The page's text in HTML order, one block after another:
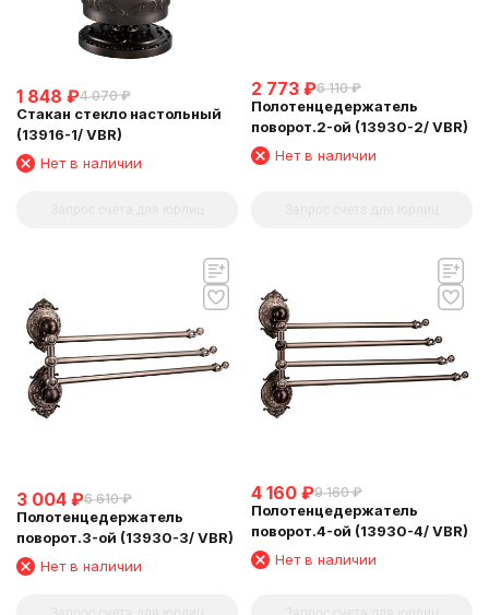
1 848 ₽4 070 ₽
Стакан стекло настольный
(13916-1/ VBR)
Нет в наличии
2 773 ₽6 110 ₽
Полотенцедержатель
поворот.2-ой (13930-2/ VBR)
Нет в наличии
3 004 ₽6 610 ₽
Полотенцедержатель
поворот.3-ой (13930-3/ VBR)
Нет в наличии
4 160 ₽9 160 ₽
Полотенцедержатель
поворот.4-ой (13930-4/ VBR)
Нет в наличии